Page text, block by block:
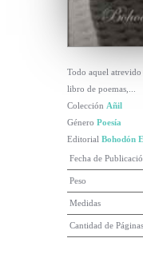
Todo aquel atrevido
libro de poemas,...
Colección Añil
Género Poesía
Editorial Bohodón
Fecha de
Peso
Medidas
Cantidad de Páginas